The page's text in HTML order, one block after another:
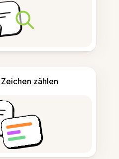
zählen